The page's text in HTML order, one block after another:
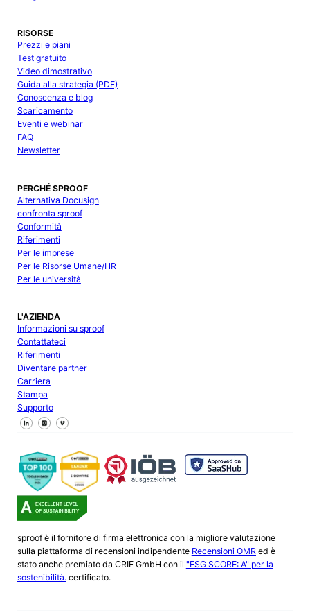
RISORSE
Prezzi e piani
Test gratuito
Video dimostrativo
Guida alla strategia (PDF)
Conoscenza e blog
Scaricamento
Eventi e webinar
FAQ
Newsletter
PERCHÉ SPROOF
Alternativa Docusign
confronta sproof
Conformità
Riferimenti
Per le imprese
Per le Risorse Umane/HR
Per le università
L'AZIENDA
Informazioni su sproof
Contattateci
Riferimenti
Diventare partner
Carriera
Stampa
Supporto
Seguici su Facebook
Seguici su X
Seguici su LinkedIn
sproof è il fornitore di firma elettronica con la migliore valutazione
sulla piattaforma di recensioni indipendente Recensioni OMRed è
stato anche premiato da CRIF GmbH con il "ESG SCORE: A" per la
sostenibilità.certificato.